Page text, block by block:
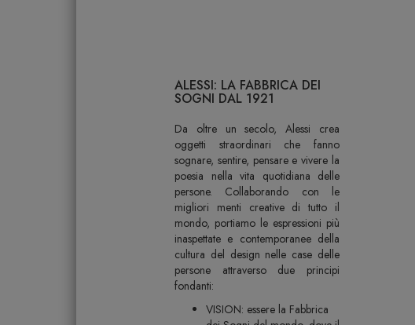
ALESSI: LA FABBRICA DEI
SOGNI DAL 1921
Da oltre un secolo, Alessi crea
oggetti straordinari che fanno
sognare, sentire, pensare e vivere la
poesia nella vita quotidiana delle
persone. Collaborando con le
migliori menti creative di tutto il
mondo, portiamo le espressioni più
inaspettate e contemporanee della
cultura del design nelle case delle
persone attraverso due principi
fondanti:
VISION: essere la Fabbrica